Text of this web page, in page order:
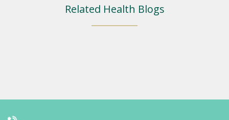
Related Health Blogs